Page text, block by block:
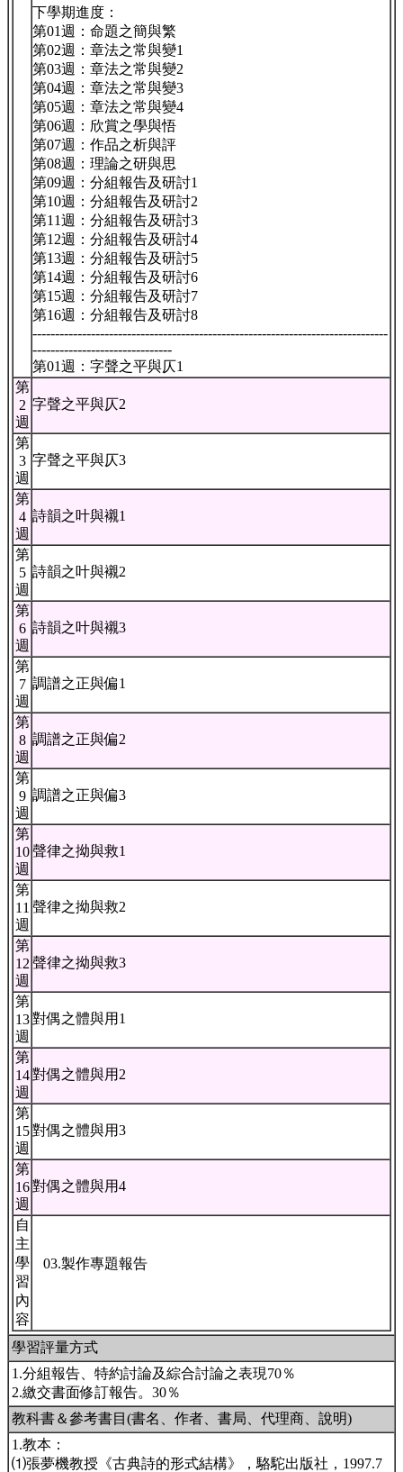
下學期進度：
第01週：命題之簡與繁
第02週：章法之常與變1
第03週：章法之常與變2
第04週：章法之常與變3
第05週：章法之常與變4
第06週：欣賞之學與悟
第07週：作品之析與評
第08週：理論之研與思
第09週：分組報告及研討1
第10週：分組報告及研討2
第11週：分組報告及研討3
第12週：分組報告及研討4
第13週：分組報告及研討5
第14週：分組報告及研討6
第15週：分組報告及研討7
第16週：分組報告及研討8
-------------------------------------------------------------------------------
-------------------------------
第01週：字聲之平與仄1
第
2
週
字聲之平與仄2
第
3
週
字聲之平與仄3
第
4
週
詩韻之叶與襯1
第
5
週
詩韻之叶與襯2
第
6
週
詩韻之叶與襯3
第
7
週
調譜之正與偏1
第
8
週
調譜之正與偏2
第
9
週
調譜之正與偏3
第
10
週
聲律之拗與救1
第
11
週
聲律之拗與救2
第
12
週
聲律之拗與救3
第
13
週
對偶之體與用1
第
14
週
對偶之體與用2
第
15
週
對偶之體與用3
第
16
週
對偶之體與用4
自
主
學
習
內
容
03.製作專題報告
學習評量方式
1.分組報告、特約討論及綜合討論之表現70％
2.繳交書面修訂報告。30％
教科書＆參考書目(書名、作者、書局、代理商、說明)
1.教本：
⑴張夢機教授《古典詩的形式結構》，駱駝出版社，1997.7